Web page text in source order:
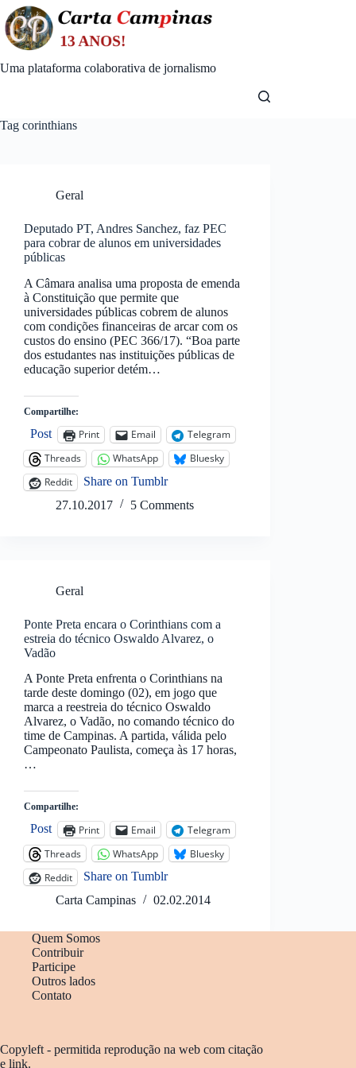
Skip
to
content
Uma plataforma colaborativa de jornalismo
Tag corinthians
Geral
Deputado PT, Andres Sanchez, faz PEC
para cobrar de alunos em universidades
públicas
A Câmara analisa uma proposta de emenda
à Constituição que permite que
universidades públicas cobrem de alunos
com condições financeiras de arcar com os
custos do ensino (PEC 366/17). “Boa parte
dos estudantes nas instituições públicas de
educação superior detém…
Compartilhe:
Post Print Email
Telegram
Threads
WhatsApp
Bluesky
Reddit
Share on Tumblr
27.10.2017
5 Comments
Geral
Ponte Preta encara o Corinthians com a
estreia do técnico Oswaldo Alvarez, o
Vadão
A Ponte Preta enfrenta o Corinthians na
tarde deste domingo (02), em jogo que
marca a reestreia do técnico Oswaldo
Alvarez, o Vadão, no comando técnico do
time de Campinas. A partida, válida pelo
Campeonato Paulista, começa às 17 horas,
…
Compartilhe:
Post Print Email
Telegram
Threads
WhatsApp
Bluesky
Reddit
Share on Tumblr
Carta Campinas
02.02.2014
Quem Somos
Contribuir
Participe
Outros lados
Contato
Copyleft - permitida reprodução na web com citação
e link.